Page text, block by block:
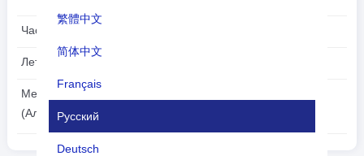
繁體中文
简体中文
Français
Русский
Deutsch
Часовой пояс:
Летнее время:
Местное время:
(Алофи)
2026-08-05